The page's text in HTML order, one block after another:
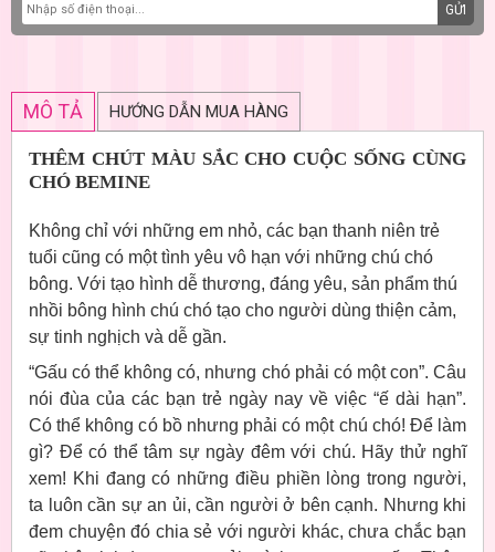
GỬI
MÔ TẢ HƯỚNG DẪN MUA HÀNG
THÊM CHÚT MÀU SẮC CHO CUỘC SỐNG CÙNG
CHÓ BEMINE
Không chỉ với những em nhỏ, các bạn thanh niên trẻ
tuổi cũng có một tình yêu vô hạn với những chú chó
bông. Với tạo hình dễ thương, đáng yêu, sản phẩm thú
nhồi bông hình chú chó tạo cho người dùng thiện cảm,
sự tinh nghịch và dễ gần.
“Gấu có thể không có, nhưng chó phải có một con”. Câu
nói đùa của các bạn trẻ ngày nay về việc “ế dài hạn”.
Có thể không có bồ nhưng phải có một chú chó! Để làm
gì? Để có thể tâm sự ngày đêm với chú. Hãy thử nghĩ
xem! Khi đang có những điều phiền lòng trong người,
ta luôn cần sự an ủi, cần người ở bên cạnh. Nhưng khi
đem chuyện đó chia sẻ với người khác, chưa chắc bạn